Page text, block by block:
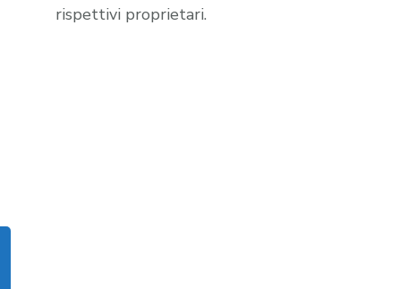
rispettivi proprietari.